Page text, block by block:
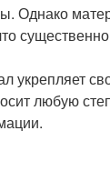
Однако
укрепляет
любую